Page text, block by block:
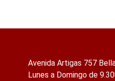
Avenida Artigas 757
Lunes a Domingo de